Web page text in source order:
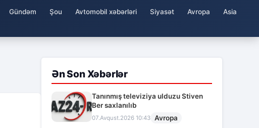
Gündəm Şou Avtomobil xəbərləri Siyasət Avropa
Asia
Ən Son Xəbərlər
Tanınmış televiziya ulduzu Stiven
Ber saxlanılıb
07.Avqust.2026 10:43 Avropa